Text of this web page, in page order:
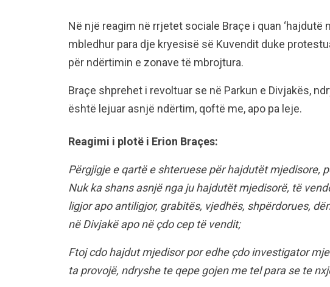
Në një reagim në rrjetet sociale Braçe i quan ‘hajdutë
mbledhur para dje kryesisë së Kuvendit duke
për ndërtimin e zonave të mbrojtura.
Braçe shprehet i revoltuar se në Parkun e Divjakës,
është lejuar asnjë ndërtim, qoftë me, apo pa leje.
Reagimi i plotë i Erion Braçes:
Përgjigje e qartë e shteruese për hajdutët mjedisore,
Nuk ka shans asnjë nga ju hajdutët mjedisorë, të
ligjor apo antiligjor, grabitës, vjedhës, shpërdorues,
në Divjakë apo në çdo cep të vendit;
Ftoj cdo hajdut mjedisor por edhe çdo investigator
ta provojë, ndryshe te qepe gojen me tel para se te